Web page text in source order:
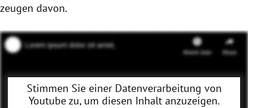
zeugen davon.
Stimmen Sie einer Datenverarbeitung von
Youtubezu, um diesen Inhalt anzuzeigen.